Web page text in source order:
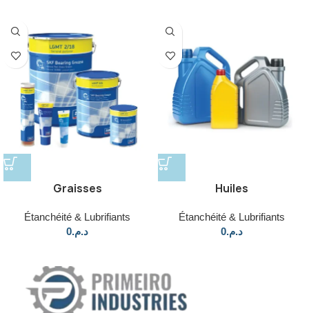
Graisses
Étanchéité & Lubrifiants
د.م.0
Huiles
Étanchéité & Lubrifiants
د.م.0